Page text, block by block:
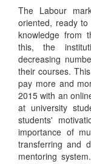
The Labour
oriented, ready
knowledge from
this, the
decreasing
their courses.
pay more and
2015 with an
at university
students'
importance of
transferring and
mentoring